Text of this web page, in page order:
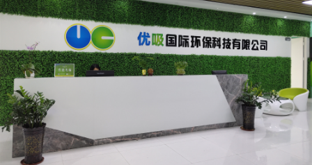
污染治理资质等级证
书”）、拥有多名高级《环
境工程高级工程师》室内
空气治理资格认证的治理
人员、掌握室内空气净化
治理实用技术和五项专利
技术、八项计算机软件著
作权登记证书等。研发实